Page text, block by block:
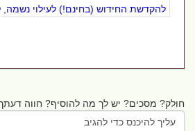
החידוש (בחינם!) לעילוי נשמה,
מסכים? יש לך מה להוסיף? חווה דעתך על